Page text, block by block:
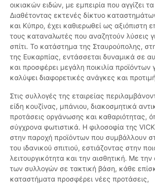
οικιακών ειδών, με εμπειρία που αγγίζει
Διαθέτοντας εκτενές δίκτυο
και Κύπρο, έχει καθιερωθεί ως αξιόπιστη
τους καταναλωτές που αναζητούν λύσεις
σπίτι. Το κατάστημα της Σταυρούπολης,
της Ευκαρπίας, εντάσσεται δυναμικά σε
και προσφέρει μεγάλη ποικιλία προϊόντων
καλύψει διαφορετικές ανάγκες και
Στις συλλογές της εταιρείας
είδη κουζίνας, μπάνιου, διακοσμητικά
προτάσεις οργάνωσης και καθαριότητας,
σύγχρονα φωτιστικά. Η φιλοσοφία της
στην παροχή προϊόντων που συμβάλλουν
του ιδανικού σπιτιού, εστιάζοντας στην
λειτουργικότητα και την αισθητική. Με
των συλλογών σε τακτική βάση, κάθε
καταστήματα προσφέρει νέες προτάσεις,